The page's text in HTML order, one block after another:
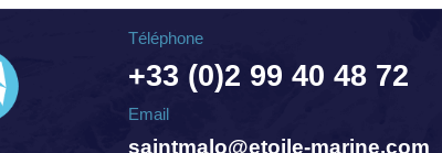
Téléphone
+33 (0)2 99 40 48 72
Email
saintmalo@etoile-marine.com